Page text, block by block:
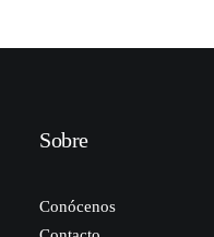
Sobre
Conócenos